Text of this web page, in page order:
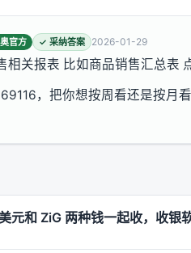
官方 ✓ 采纳答案 2026-01-29
相关报表 比如商品销售汇总表
，把你想按周看还是按月
元和 ZiG 两种钱一起收，收银